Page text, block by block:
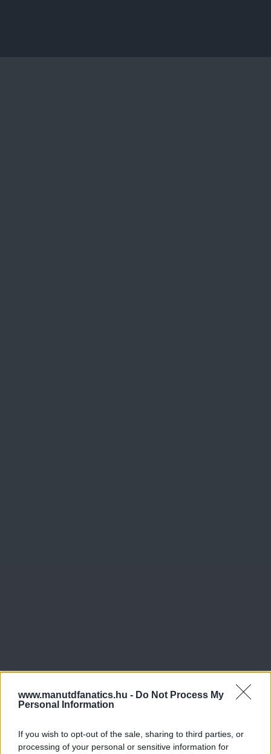
www.manutdfanatics.hu - Do Not Process My
Personal Information
If you wish to opt-out of the sale, sharing to third parties, or
processing of your personal or sensitive information for